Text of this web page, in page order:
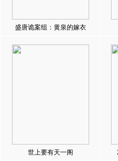
盛唐诡案组：黄泉的嫁衣
世上要有天一阁